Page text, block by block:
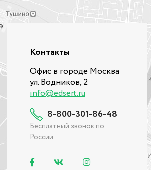
Контакты
Офис в городе Москва
ул. Водников, 2
info@edsert.ru
8-800-301-86-48
Бесплатный звонок по
России